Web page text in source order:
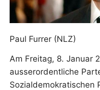
Paul Furrer (NLZ)
Am Freitag, 8. Januar
ausserordentliche
Sozialdemokratischen